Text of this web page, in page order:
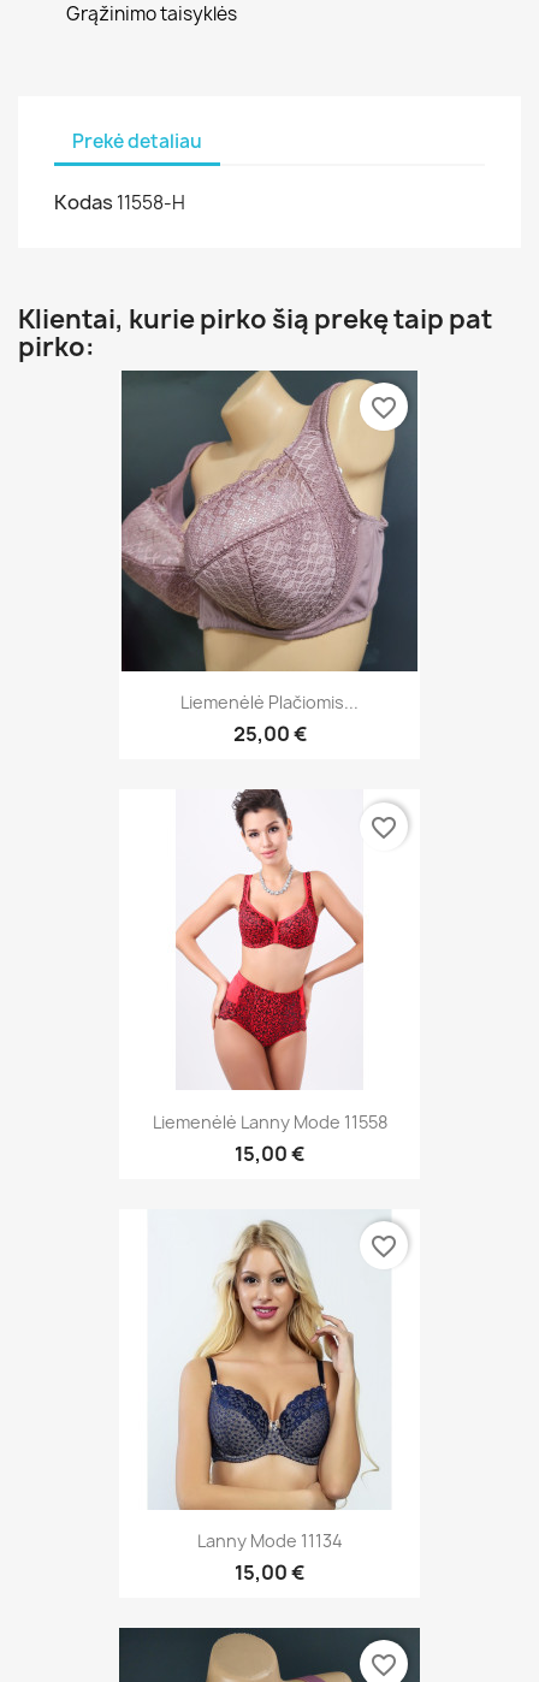
Grąžinimo taisyklės
Prekė detaliau
Kodas 11558-H
Klientai, kurie pirko šią prekę taip pat
pirko:
Liemenėlė Plačiomis...
25,00 €
favorite_border
Liemenėlė Lanny Mode 11558
15,00 €
favorite_border
Lanny Mode 11134
15,00 €
favorite_border
favorite_border